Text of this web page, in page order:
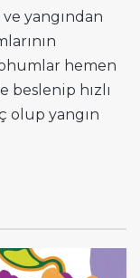
yangından
hemen
beslenip hızlı
olup yangın